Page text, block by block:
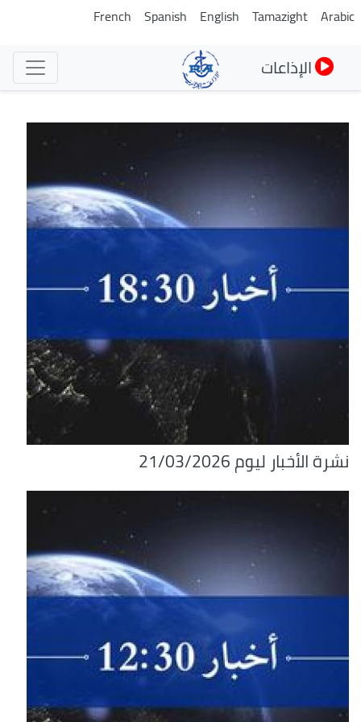
تجاوز
Arabic
Tamazight
English
Spanish
French
الإذاعات
نشرة الأخبار ليوم 21/03/2026